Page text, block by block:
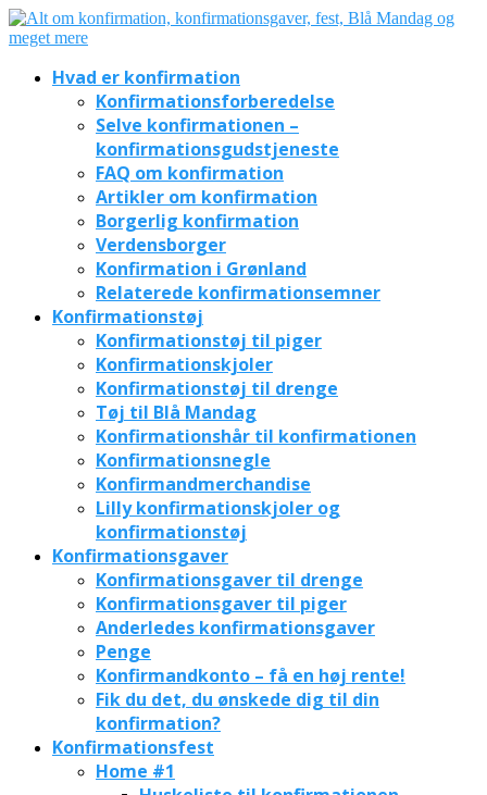
Hvad er konfirmation
Konfirmationsforberedelse
Selve konfirmationen –
konfirmationsgudstjeneste
FAQ om konfirmation
Artikler om konfirmation
Borgerlig konfirmation
Verdensborger
Konfirmation i Grønland
Relaterede konfirmationsemner
Konfirmationstøj
Konfirmationstøj til piger
Konfirmationskjoler
Konfirmationstøj til drenge
Tøj til Blå Mandag
Konfirmationshår til konfirmationen
Konfirmationsnegle
Konfirmandmerchandise
Lilly konfirmationskjoler og
konfirmationstøj
Konfirmationsgaver
Konfirmationsgaver til drenge
Konfirmationsgaver til piger
Anderledes konfirmationsgaver
Penge
Konfirmandkonto – få en høj rente!
Fik du det, du ønskede dig til din
konfirmation?
Konfirmationsfest
Home #1